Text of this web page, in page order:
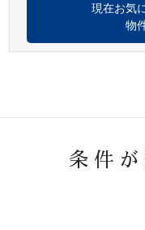
現在お気
物
条件